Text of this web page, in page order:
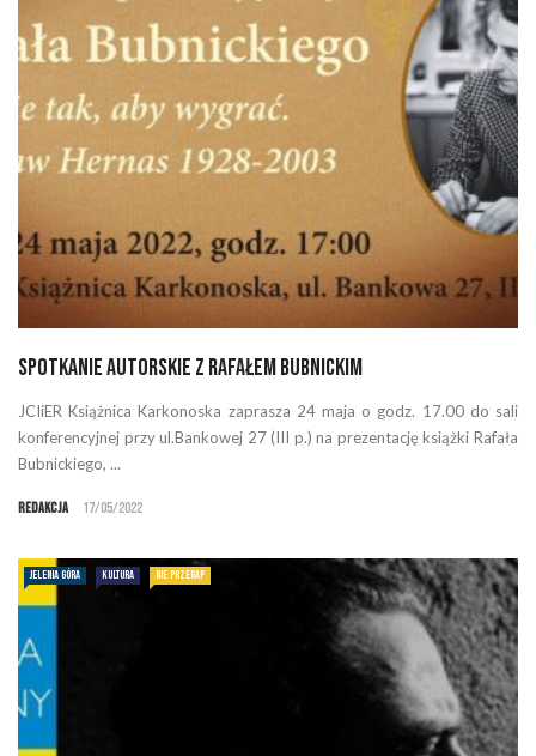
Spotkanie autorskie z Rafałem Bubnickim
JCIiER Książnica Karkonoska zaprasza 24 maja o godz. 17.00 do sali
konferencyjnej przy ul.Bankowej 27 (III p.) na prezentację książki Rafała
Bubnickiego, ...
Redakcja 17/05/2022
JELENIA GÓRA KULTURA NIE PRZEGAP